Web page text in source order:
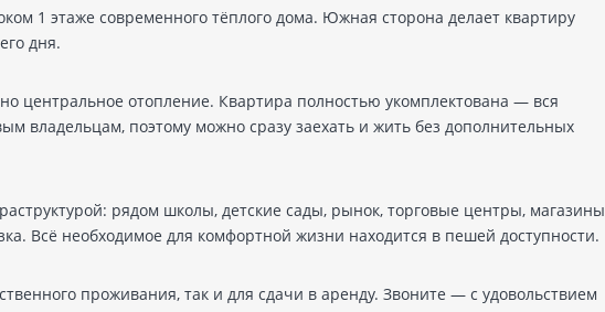
1 этаже современного тёплого дома. Южная сторона делает квартиру
дня.
центральное отопление. Квартира полностью укомплектована — вся
владельцам, поэтому можно сразу заехать и жить без дополнительных
рядом школы, детские сады, рынок, торговые центры, магазины
Всё необходимое для комфортной жизни находится в пешей доступности.
проживания, так и для сдачи в аренду. Звоните — с удовольствием